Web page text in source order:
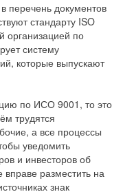
перечень документов
стандарту ISO
организацией по
систему
которые выпускают
по ИСО 9001, то это
трудятся
а все процессы
уведомить
и инвесторов об
разместить на
знак